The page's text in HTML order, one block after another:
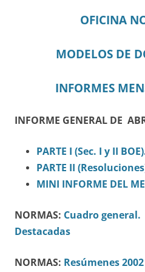
OFICINA
MODELOS DE
INFORMES
INFORME GENERAL DE
PARTE I (Sec. I y II
PARTE II
MINI INFORME DEL
NORMAS: Cuadro general.
Destacadas
NORMAS: Resúmenes 2002